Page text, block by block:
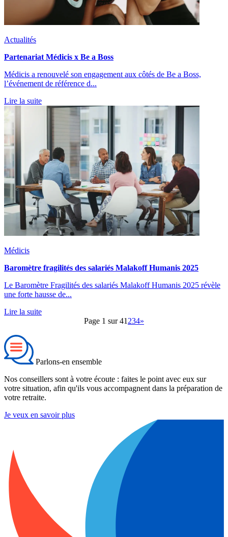
Actualités
Partenariat Médicis x Be a Boss
Médicis a renouvelé son engagement aux côtés de Be a Boss,
l’événement de référence d...
Lire la suite
Médicis
Baromètre fragilités des salariés Malakoff Humanis 2025
Le Baromètre Fragilités des salariés Malakoff Humanis 2025 révèle
une forte hausse de...
Lire la suite
Page 1 sur 41 234»
Parlons-en ensemble
Nos conseillers sont à votre écoute : faites le point avec eux sur
votre situation, afin qu'ils vous accompagnent dans la préparation de
votre retraite.
Je veux en savoir plus